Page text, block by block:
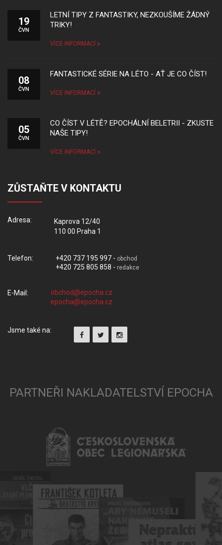
19
ČVN
LETNÍ TIPY Z FANTASTIKY, NEZKOUŠÍME ŽÁDNÝ
TRIKY!
VÍCE INFORMACÍ
08
ČVN
FANTASTICKÉ SÉRIE NA LÉTO - AŤ JE CO ČÍST!
VÍCE INFORMACÍ
05
ČVN
CO ČÍST V LÉTĚ? EPOCHÁLNÍ BELETRII - ZKUSTE
NAŠE TIPY!
VÍCE INFORMACÍ
ZŮSTAŇTE V KONTAKTU
Adresa:
Kaprova 12/40
110 00 Praha 1
Telefon: +420 737 195 997 - obchod
+420 725 805 858 - redakce
E-Mail:
Jsme také na:
PARTNEŘI NAKLADATELSTVÍ EPOCHA